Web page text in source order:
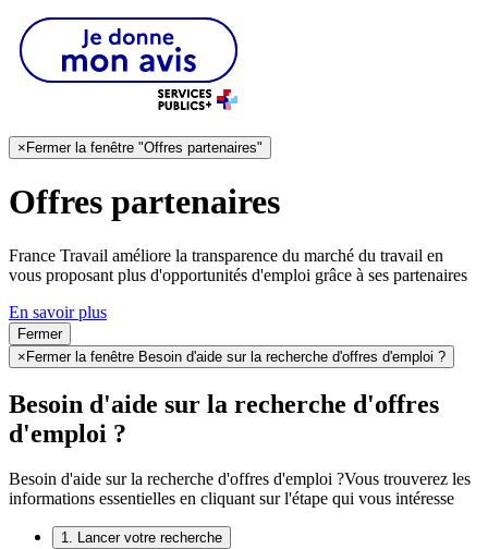
× Fermer la fenêtre "Offres partenaires"
Offres partenaires
France Travail améliore la transparence du marché du travail en
vous proposant plus d'opportunités d'emploi grâce à ses partenaires
En savoir plus
Fermer
×Fermer la fenêtre Besoin d'aide sur la recherche d'offres d'emploi ?
Besoin d'aide sur la recherche d'offres
d'emploi ?
Besoin d'aide sur la recherche d'offres d'emploi ?Vous trouverez les
informations essentielles en cliquant sur l'étape qui vous intéresse
1. Lancer votre recherche